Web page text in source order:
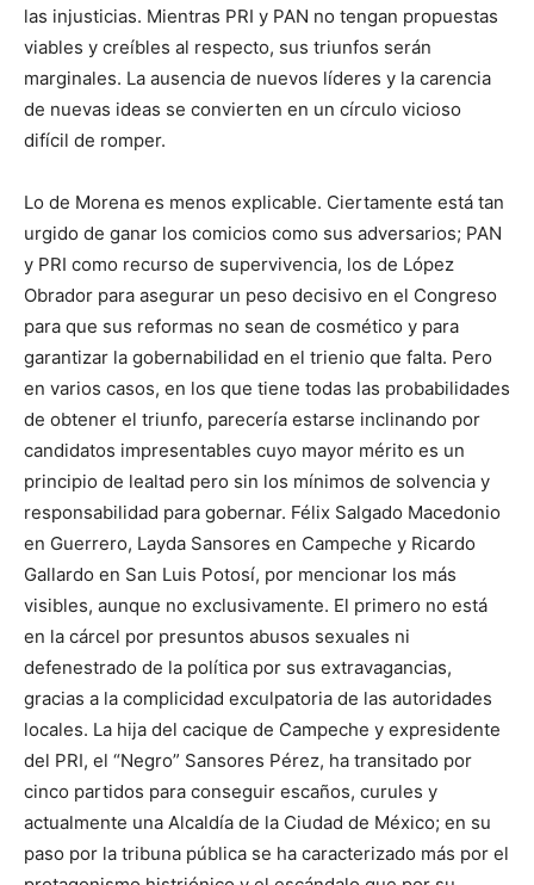
las injusticias. Mientras PRI y PAN no tengan propuestas
viables y creíbles al respecto, sus triunfos serán
marginales. La ausencia de nuevos líderes y la carencia
de nuevas ideas se convierten en un círculo vicioso
difícil de romper.
Lo de Morena es menos explicable. Ciertamente está tan
urgido de ganar los comicios como sus adversarios; PAN
y PRI como recurso de supervivencia, los de López
Obrador para asegurar un peso decisivo en el Congreso
para que sus reformas no sean de cosmético y para
garantizar la gobernabilidad en el trienio que falta. Pero
en varios casos, en los que tiene todas las probabilidades
de obtener el triunfo, parecería estarse inclinando por
candidatos impresentables cuyo mayor mérito es un
principio de lealtad pero sin los mínimos de solvencia y
responsabilidad para gobernar. Félix Salgado Macedonio
en Guerrero, Layda Sansores en Campeche y Ricardo
Gallardo en San Luis Potosí, por mencionar los más
visibles, aunque no exclusivamente. El primero no está
en la cárcel por presuntos abusos sexuales ni
defenestrado de la política por sus extravagancias,
gracias a la complicidad exculpatoria de las autoridades
locales. La hija del cacique de Campeche y expresidente
del PRI, el “Negro” Sansores Pérez, ha transitado por
cinco partidos para conseguir escaños, curules y
actualmente una Alcaldía de la Ciudad de México; en su
paso por la tribuna pública se ha caracterizado más por el